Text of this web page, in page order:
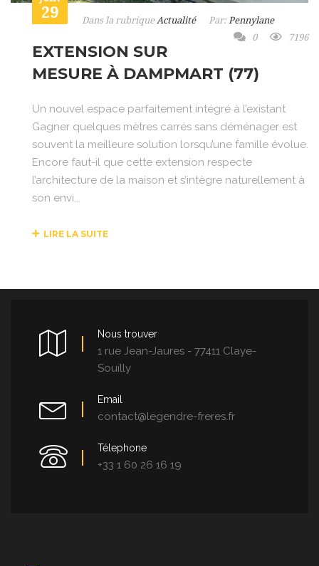
29 Dans la rubriqueActualité Par: Pennylane
0
7196
EXTENSION SUR
MESURE À DAMPMART (77)
Un nouvel espace parfaitement intégré à l’existant
Gagner quelques mètres carrés sans déménager est
souvent la meilleure solution lorsqu’une famille évolue.
Encore faut-il que cette extension respecte
l’architecture de la maison et s’intègre naturellement à
son envi...
LIRE LA SUITE
Nous trouver
1 rue Jean-Jaures - 77411 Claye-
Souilly
Email
contact@legendre-freres.fr
Télephone
+33 1 60 26 16 19